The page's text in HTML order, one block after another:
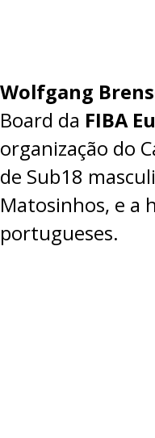
Wolfgang
Board da FIBA
organização do
de Sub18
Matosinhos, e a
portugueses.